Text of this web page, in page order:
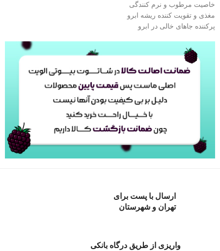
خاصیت مرطوب و نرم کنندگی
مغذی و تقویت کننده ریشه ابرو
پرکننده جاهای خالی در ابرو
ارسال با پست برای
تهران و شهرستان
واریزی از طریق درگاه بانکی